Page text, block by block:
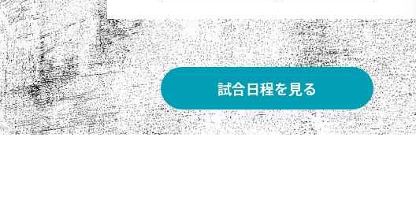
試合日程を見る